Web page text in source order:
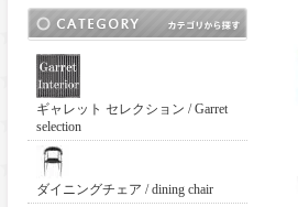
ギャレット セレクション / Garret
selection
ダイニングチェア / dining chair